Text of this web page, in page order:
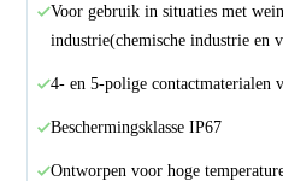
Voor gebruik in situaties met
industrie(chemische industrie en
4- en 5-polige contactmaterialen
Beschermingsklasse IP67
Ontworpen voor hoge